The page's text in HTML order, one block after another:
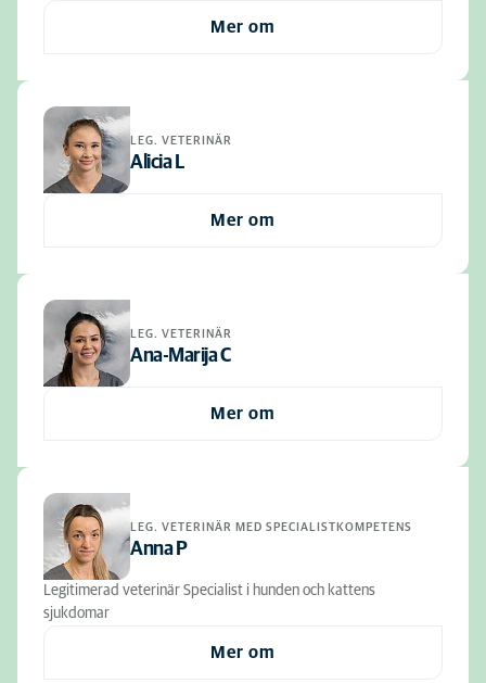
Mer om
LEG. VETERINÄR
Alicia L
Mer om
LEG. VETERINÄR
Ana-Marija C
Mer om
LEG. VETERINÄR MED SPECIALISTKOMPETENS
Anna P
Legitimerad veterinär Specialist i hunden och kattens
sjukdomar
Mer om